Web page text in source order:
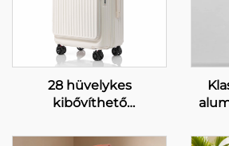
28 hüvelykes
kibővíthető
utazótáska, bőrönd